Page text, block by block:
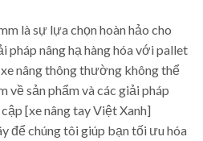
là sự lựa chọn hoàn hảo cho
pháp nâng hạ hàng hóa với pallet
nâng thông thường không thể
về sản phẩm và các giải pháp
[xe nâng tay Việt Xanh]
để chúng tôi giúp bạn tối ưu hóa